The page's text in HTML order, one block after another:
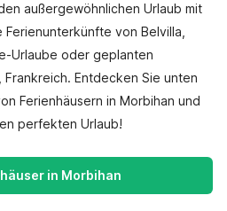
außergewöhnlichen Urlaub mit
von Belvilla,
Urlaube oder geplanten
Entdecken Sie unten
Ferienhäusern in Morbihan und
perfekten Urlaub!
in Morbihan